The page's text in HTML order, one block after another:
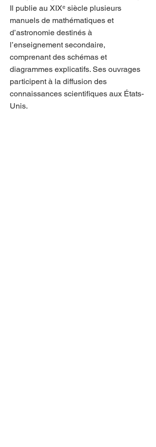
Il publie au XIXᵉ siècle plusieurs
manuels de mathématiques et
d’astronomie destinés à
l’enseignement secondaire,
comprenant des schémas et
diagrammes explicatifs. Ses ouvrages
participent à la diffusion des
connaissances scientifiques aux États-
Unis.